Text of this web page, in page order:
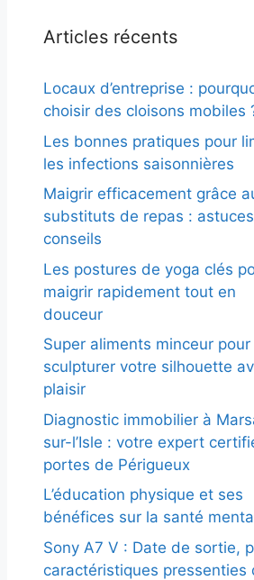
Articles récents
Locaux d’entreprise :
choisir des cloisons mobiles
Les bonnes pratiques pour
les infections saisonnières
Maigrir efficacement grâce
substituts de repas :
conseils
Les postures de yoga clés
maigrir rapidement tout en
douceur
Super aliments minceur pour
sculpturer votre silhouette
plaisir
Diagnostic immobilier à
sur-l’Isle : votre expert
portes de Périgueux
L’éducation physique et ses
bénéfices sur la santé
Sony A7 V : Date de sortie,
caractéristiques pressenties